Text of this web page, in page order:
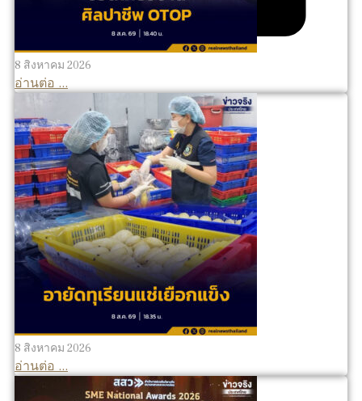
8 สิงหาคม 2026
อ่านต่อ ...
8 สิงหาคม 2026
อ่านต่อ ...